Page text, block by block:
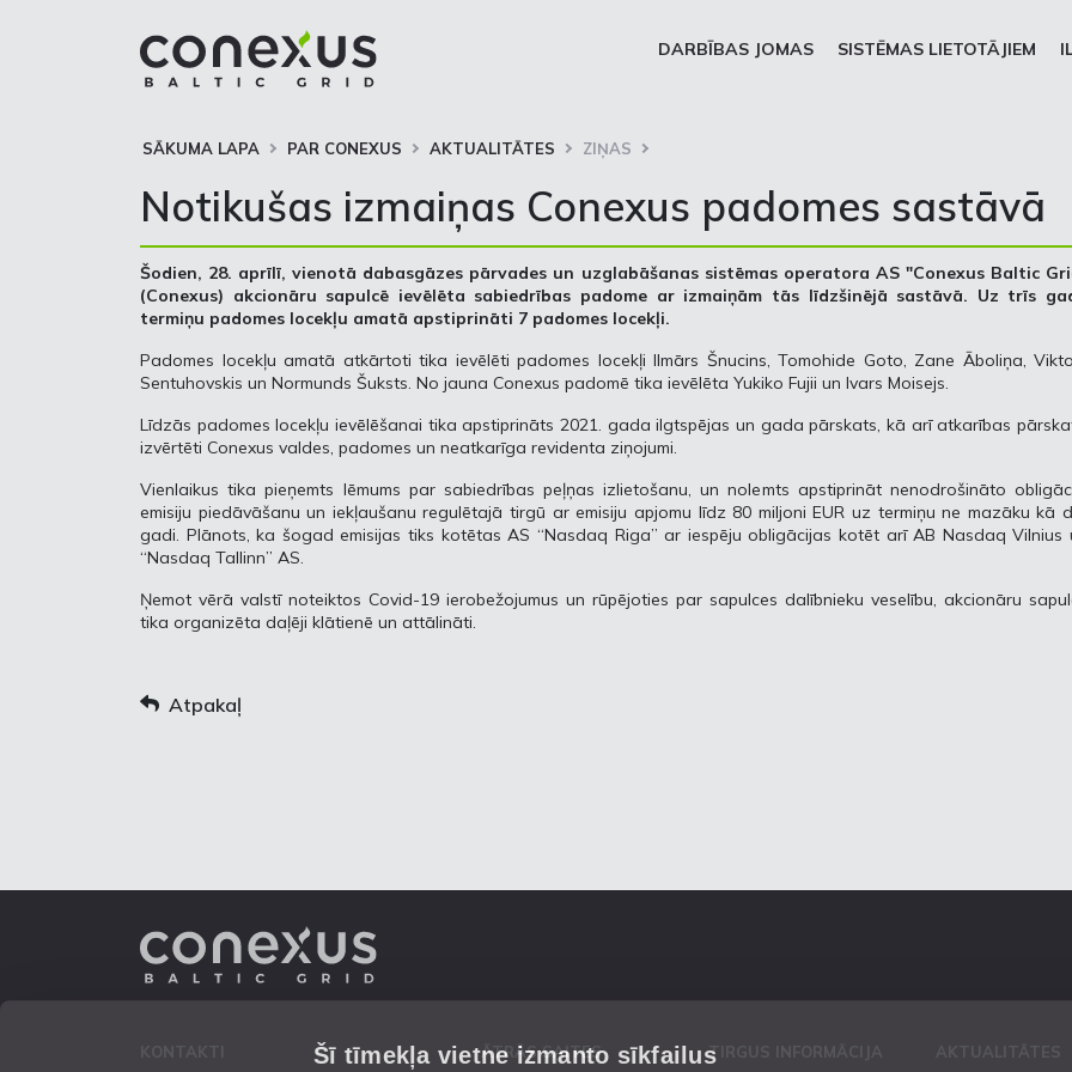
Šī tīmekļa vietne izmanto sīkfailus
DARBĪBAS JOMAS SISTĒMAS LIETOTĀJIEM
SĀKUMA LAPA PAR CONEXUS AKTUALITĀTES ZIŅAS
Notikušas izmaiņas Conexus padomes sastāvā
Šodien, 28. aprīlī, vienotā dabasgāzes pārvades un uzglabāšanas sistēmas operatora AS "Conexus Baltic
(Conexus) akcionāru sapulcē ievēlēta sabiedrības padome ar izmaiņām tās līdzšinējā sastāvā. Uz trīs
termiņu padomes locekļu amatā apstiprināti 7 padomes locekļi.
Padomes locekļu amatā atkārtoti tika ievēlēti padomes locekļi Ilmārs Šnucins, Tomohide Goto, Zane Āboliņa,
Sentuhovskis un Normunds Šuksts. No jauna Conexus padomē tika ievēlēta Yukiko Fujii un Ivars Moisejs.
Līdzās padomes locekļu ievēlēšanai tika apstiprināts 2021. gada ilgtspējas un gada pārskats, kā arī atkarības
izvērtēti Conexus valdes, padomes un neatkarīga revidenta ziņojumi.
Vienlaikus tika pieņemts lēmums par sabiedrības peļņas izlietošanu, un nolemts apstiprināt nenodrošināto
emisiju piedāvāšanu un iekļaušanu regulētajā tirgū ar emisiju apjomu līdz 80 miljoni EUR uz termiņu ne mazāku kā
gadi. Plānots, ka šogad emisijas tiks kotētas AS “Nasdaq Riga” ar iespēju obligācijas kotēt arī AB Nasdaq Vilnius
“Nasdaq Tallinn” AS.
Ņemot vērā valstī noteiktos Covid-19 ierobežojumus un rūpējoties par sapulces dalībnieku veselību, akcionāru
tika organizēta daļēji klātienē un attālināti.
Atpakaļ
ĀTRĀS SAITES TIRGUS INFORMĀCIJA